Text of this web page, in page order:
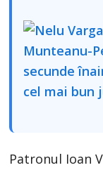
Patronul Ioan